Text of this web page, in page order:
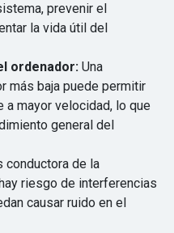
prevenir el
la vida útil del
ordenador: Una
más baja puede permitir
a mayor velocidad, lo que
general del
conductora de la
riesgo de interferencias
causar ruido en el